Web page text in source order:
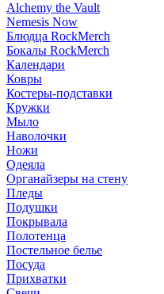
Alchemy the Vault
Nemesis Now
Блюдца RockMerch
Бокалы RockMerch
Календари
Ковры
Костеры-подставки
Кружки
Мыло
Наволочки
Ножи
Одеяла
Органайзеры на стену
Пледы
Подушки
Покрывала
Полотенца
Постельное белье
Посуда
Прихватки